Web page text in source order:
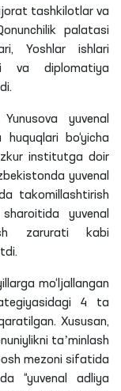
tashkilotlar va
palatasi
Yoshlar ishlari
va diplomatiya
Yunusova yuvenal
bo‘yicha
institutga doir
yuvenal
takomillashtirish
yuvenal
zarurati kabi
mo‘ljallangan
4 ta
Xususan,
taʼminlash
mezoni sifatida
“yuvenal
adliya